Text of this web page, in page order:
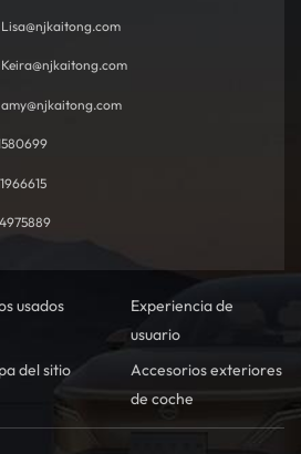
usados
Experiencia de
usuario
del sitio
Accesorios exteriores
de coche